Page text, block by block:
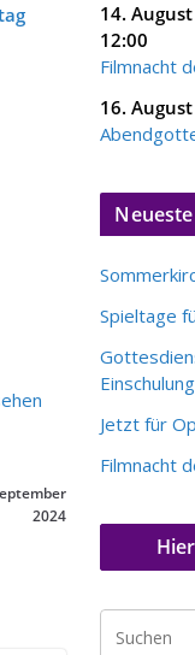
2024
14.
12:00
Filmnacht
16.
Spieltage
Jetzt für
Filmnacht